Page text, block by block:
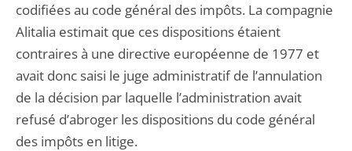
codifiées au code général des impôts. La compagnie
Alitalia estimait que ces dispositions étaient
contraires à une directive européenne de 1977 et
avait donc saisi le juge administratif de l’annulation
de la décision par laquelle l’administration avait
refusé d’abroger les dispositions du code général
des impôts en litige.